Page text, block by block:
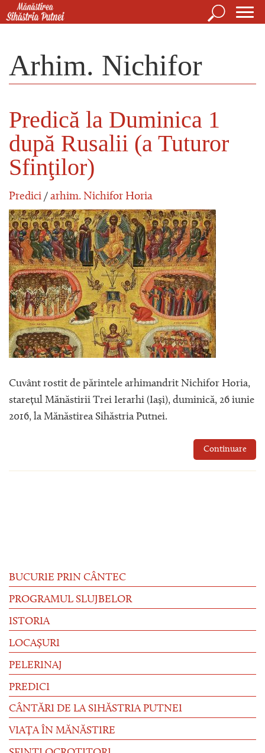
Mergi la conţinutul principal
Căutare
Arhim. Nichifor
Predică la Duminica 1
după Rusalii (a Tuturor
Sfinţilor)
Predici / arhim. Nichifor Horia
Cuvânt rostit de părintele arhimandrit Nichifor Horia,
starețul Mănăstirii Trei Ierarhi (Iași), duminică, 26 iunie
2016, la Mănăstirea Sihăstria Putnei.
Continuare
BUCURIE PRIN CÂNTEC
PROGRAMUL SLUJBELOR
ISTORIA
LOCAȘURI
PELERINAJ
PREDICI
CÂNTĂRI DE LA SIHĂSTRIA PUTNEI
VIAȚA ÎN MĂNĂSTIRE